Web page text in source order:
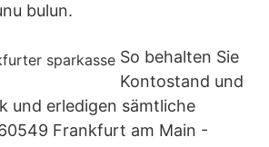
bulun.
So behalten Sie
Kontostand und
und erledigen sämtliche
Frankfurt am Main -